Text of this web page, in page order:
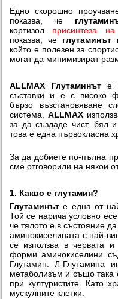
Едно скорошно
показва, че
кортизол присинтеза на
показва, че глутаминът
който е полезен за
могат да минимизират
ALLMAX Глутаминъте
съставки и е с високо
бързо възстановяване
система. ALLMAX
за да създаде чист, бял
това е една първокласна
За да добиете по-пълна
сме отговорили на някои
1. Какво е глутамин?
Глутаминъте една от
Той се нарича условно
че тялото е в състояние
аминокиселината с най-
се използва в червата
форми аминокиселини
Глутамин. Л-Глутамина
метаболизъм и също така
при културистите. Като
мускулните клетки.